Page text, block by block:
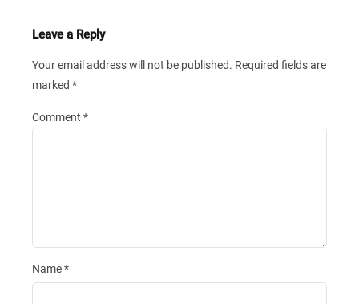
Leave a Reply
Your email address will not be published. Required fields are
marked *
Comment *
Name*